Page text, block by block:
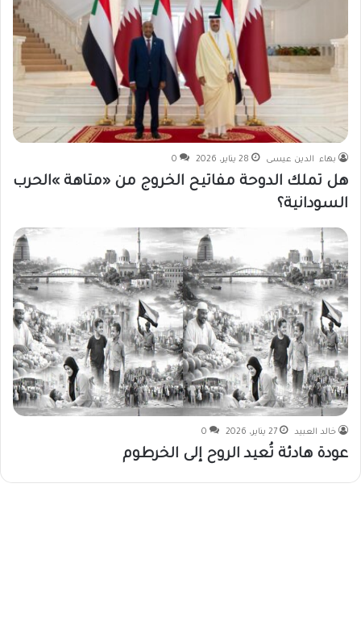
بهاء الدين عيسى 28 يناير، 2026 0
هل تملك الدوحة مفاتيح الخروج من «متاهة »الحرب
السودانية؟
خالد العبيد 27 يناير، 2026 0
عودة هادئة تُعيد الروح إلى الخرطوم